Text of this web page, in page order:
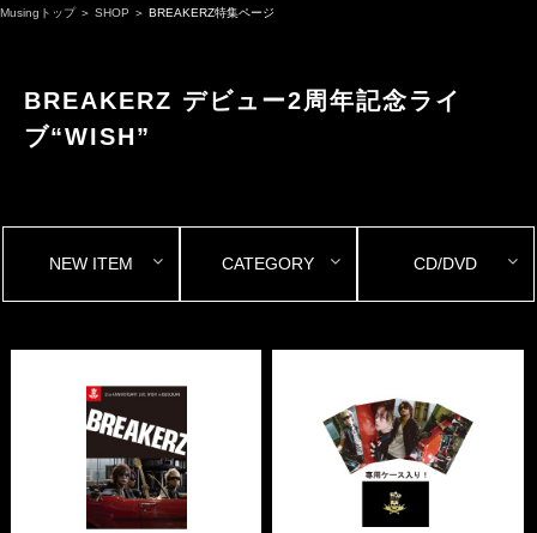
Musingトップ＞ SHOP ＞ BREAKERZ特集ページ
BREAKERZ デビュー2周年記念ライ
ブ“WISH”
NEW ITEM CATEGORY CD/DVD